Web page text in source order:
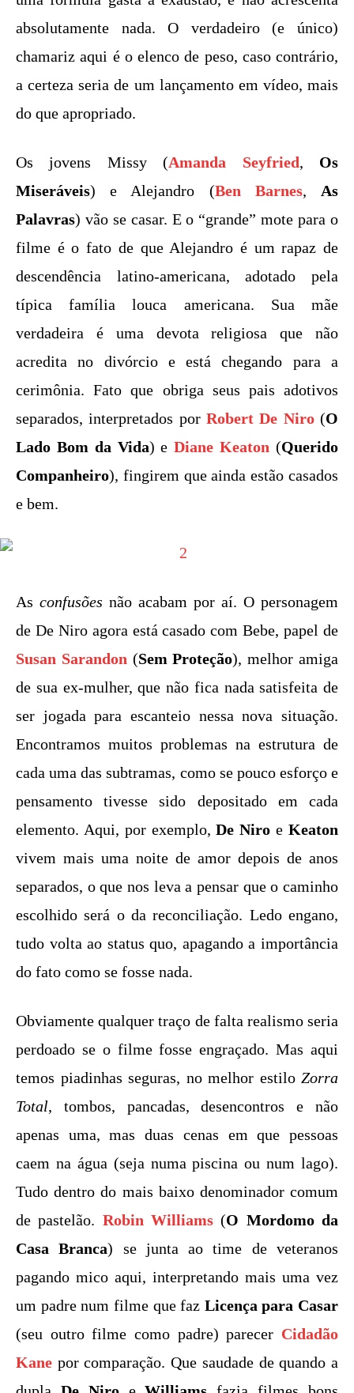
absolutamente nada. O verdadeiro (e único)
chamariz aqui é o elenco de peso, caso contrário,
a certeza seria de um lançamento em vídeo, mais
do que apropriado.
Os jovens Missy (Amanda Seyfried, Os
Miseráveis) e Alejandro (Ben Barnes, As
Palavras) vão se casar. E o “grande” mote para o
filme é o fato de que Alejandro é um rapaz de
descendência latino-americana, adotado pela
típica família louca americana. Sua mãe
verdadeira é uma devota religiosa que não
acredita no divórcio e está chegando para a
cerimônia. Fato que obriga seus pais adotivos
separados, interpretados por Robert De Niro(O
Lado Bom da Vida) eDiane Keaton (Querido
Companheiro), fingirem que ainda estão casados
e bem.
As confusões não acabam por aí. O personagem
de De Niro agora está casado com Bebe, papel de
Susan Sarandon (Sem Proteção), melhor amiga
de sua ex-mulher, que não fica nada satisfeita de
ser jogada para escanteio nessa nova situação.
Encontramos muitos problemas na estrutura de
cada uma das subtramas, como se pouco esforço e
pensamento tivesse sido depositado em cada
elemento. Aqui, por exemplo,De Niro eKeaton
vivem mais uma noite de amor depois de anos
separados, o que nos leva a pensar que o caminho
escolhido será o da reconciliação. Ledo engano,
tudo volta ao status quo, apagando a importância
do fato como se fosse nada.
Obviamente qualquer traço de falta realismo seria
perdoado se o filme fosse engraçado. Mas aqui
temos piadinhas seguras, no melhor estilo Zorra
Total, tombos, pancadas, desencontros e não
apenas uma, mas duas cenas em que pessoas
caem na água (seja numa piscina ou num lago).
Tudo dentro do mais baixo denominador comum
de pastelão. Robin Williams (O Mordomo da
Casa Branca) se junta ao time de veteranos
pagando mico aqui, interpretando mais uma vez
um padre num filme que faz Licença para Casar
(seu outro filme como padre) parecer Cidadão
Kane por comparação. Que saudade de quando a